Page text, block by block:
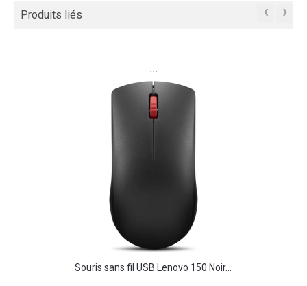
Produits liés ‹ ›
```
Souris sans fil USB Lenovo 150 Noir...